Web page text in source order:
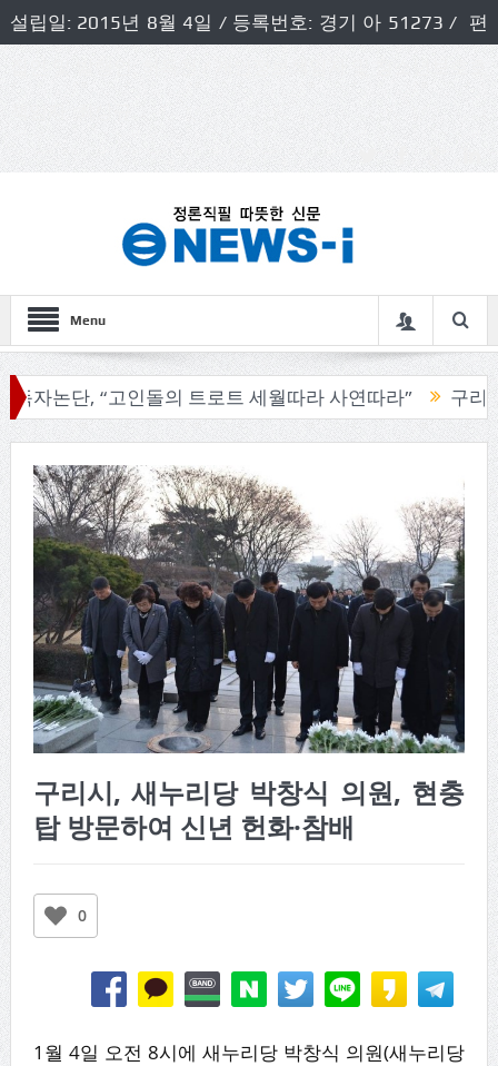
설립일: 2015년 8월 4일 / 등록번호: 경기 아 51273 / 편
집인 및 발행인: 허득천 / 개인정보책임자 및 청소년보호호
책임자: 최상규
Menu
, “고인돌의 트로트 세월따라 사연따라” 구리시의회,
구리시, 새누리당 박창식 의원, 현충
탑 방문하여 신년 헌화·참배
0
1월 4일 오전 8시에 새누리당 박창식 의원(새누리당